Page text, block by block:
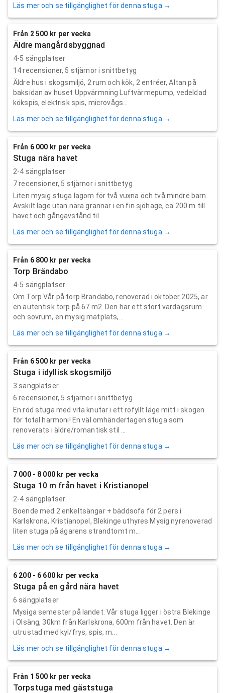
Läs mer och se tillgänglighet för denna stuga →
Från 2 500 kr per vecka
Äldre mangårdsbyggnad
4-5 sängplatser
14recensioner, 5 stjärnor i snittbetyg
Äldre hus i skogsmiljö, 2 rum och kök, 2 entréer, Altan på
baksidan av huset Uppvärmning Luftvärmepump, vedeldad
kökspis, elektrisk spis, microvågs...
Läs mer och se tillgänglighet för denna stuga →
Från 6 000 kr per vecka
Stuga nära havet
2-4 sängplatser
7recensioner, 5 stjärnor i snittbetyg
Liten mysig stuga lagom för två vuxna och två mindre barn.
Avskilt läge utan nära grannar i en fin sjöhage, ca 200 m till
havet och gångavstånd til...
Läs mer och se tillgänglighet för denna stuga →
Från 6 800 kr per vecka
Torp Brändabo
4-5 sängplatser
Om Torp Vår på torp Brändabo, renoverad i oktober 2025, är
en autentisk torp på 67 m2. Den har ett stort vardagsrum
och sovrum, en mysig matplats,...
Läs mer och se tillgänglighet för denna stuga →
Från 6 500 kr per vecka
Stuga i idyllisk skogsmiljö
3 sängplatser
6 recensioner, 5 stjärnor i snittbetyg
En röd stuga med vita knutar i ett rofyllt läge mitt i skogen
för total harmoni! En väl omhändertagen stuga som
renoverats i äldre/romantisk stil ...
Läs mer och se tillgänglighet för denna stuga →
7 000 - 8 000 kr per vecka
Stuga 10 m från havet i Kristianopel
2-4 sängplatser
Boende med 2 enkeltsängar + bäddsofa för 2 pers i
Karlskrona, Kristianopel, Blekinge uthyres Mysig nyrenoverad
liten stuga på ägarens strandtomt m...
Läs mer och se tillgänglighet för denna stuga →
6 200 - 6 600 kr per vecka
Stuga på en gård nära havet
6 sängplatser
Mysiga semester på landet. Vår stuga ligger i östra Blekinge
i Olsäng, 30km från Karlskrona, 600m från havet. Den är
utrustad med kyl/frys, spis, m...
Läs mer och se tillgänglighet för denna stuga →
Från 1 500 kr per vecka
Torpstuga med gäststuga